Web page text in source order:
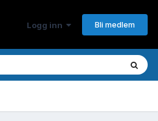
Logg inn Bli medlem